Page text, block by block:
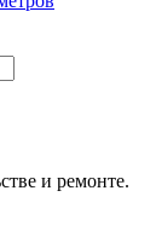
и ремонте.